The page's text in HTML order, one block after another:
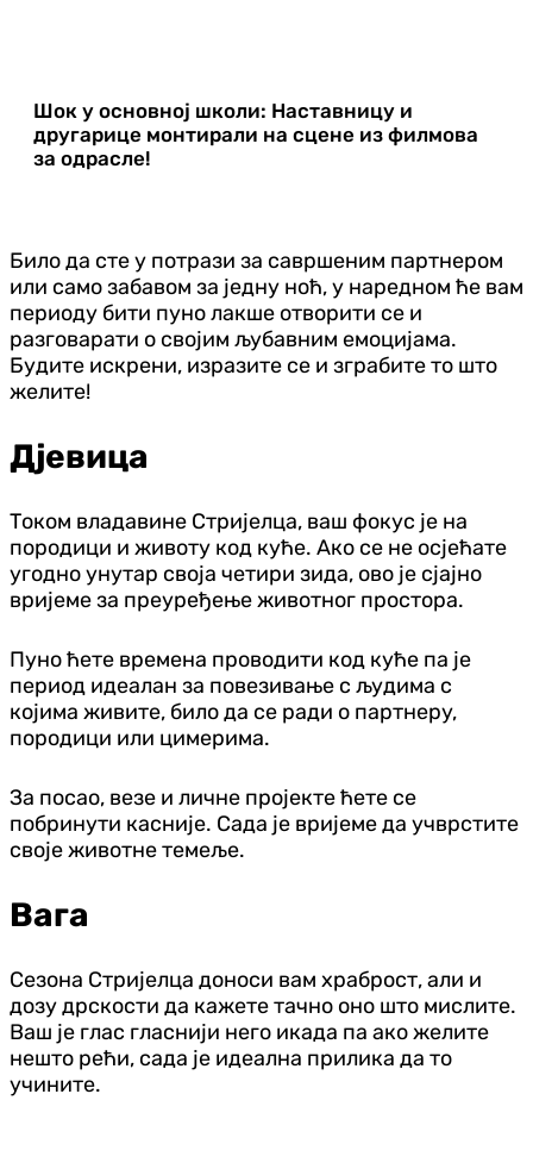
Шок у основној школи: Наставницу и
другарице монтирали на сцене из филмова
за одрасле!
Било да сте у потрази за савршеним партнером
или само забавом за једну ноћ, у наредном ће вам
периоду бити пуно лакше отворити се и
разговарати о својим љубавним емоцијама.
Будите искрени, изразите се и зграбите то што
желите!
Дјевица
Током владавине Стријелца, ваш фокус је на
породици и животу код куће. Ако се не осјећате
угодно унутар своја четири зида, ово је сјајно
вријеме за преуређење животног простора.
Пуно ћете времена проводити код куће па је
период идеалан за повезивање с људима с
којима живите, било да се ради о партнеру,
породици или цимерима.
За посао, везе и личне пројекте ћете се
побринути касније. Сада је вријеме да учврстите
своје животне темеље.
Вага
Сезона Стријелца доноси вам храброст, али и
дозу дрскости да кажете тачно оно што мислите.
Ваш је глас гласнији него икада па ако желите
нешто рећи, сада је идеална прилика да то
учините.